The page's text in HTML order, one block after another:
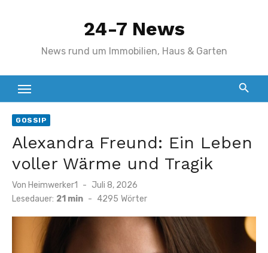
24-7 News
News rund um Immobilien, Haus & Garten
GOSSIP
Alexandra Freund: Ein Leben
voller Wärme und Tragik
Von Heimwerker1
Veröffentlicht
am
Juli 8, 2026
Lesedauer: 21 min - 4295 Wörter